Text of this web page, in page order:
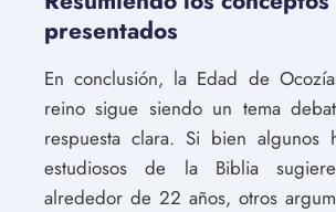
presentados
En conclusión, la Edad de
reino sigue siendo un tema
respuesta clara. Si bien algunos
estudiosos de la Biblia
alrededor de 22 años, otros